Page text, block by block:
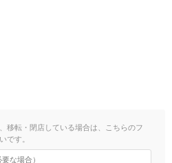
移転・閉店している場合は、こちらのフ
です。